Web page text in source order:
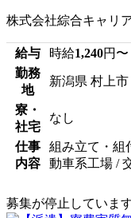
株式会社綜合キャリ
給与 時給1,240円〜
勤務
地
新潟県 村上市
寮・
社宅
なし
仕事
内容
組み立て・組
動車系工場 /
募集が停止していま